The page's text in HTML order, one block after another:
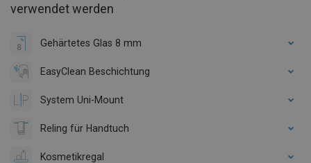
verwendet werden
Gehärtetes Glas 8 mm
EasyClean Beschichtung
System Uni-Mount
Reling für Handtuch
Kosmetikregal